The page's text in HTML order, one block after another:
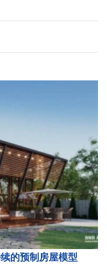
的预制房屋模型